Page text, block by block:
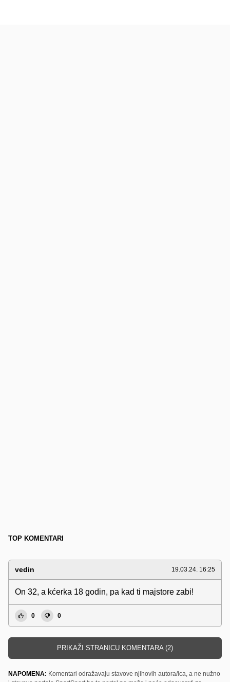
TOP KOMENTARI
vedin 19.03.24. 16:25
On 32, a kćerka 18 godin, pa kad ti majstore zabi!
0 0
PRIKAŽI STRANICU KOMENTARA (2)
NAPOMENA: Komentari odražavaju stavove njihovih autora/ica, a ne nužno